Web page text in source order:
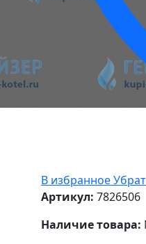
В избранное
Артикул: 7826506
Наличие товара: